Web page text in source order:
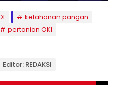
ketahanan pangan
pertanian OKI
Editor: REDAKSI